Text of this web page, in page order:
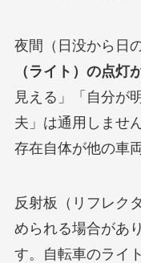
夜間（日没から日
（ライト）の点灯
見える」「自分が
夫」は通用しませ
存在自体が他の車
反射板（リフレク
められる場合があ
す。自転車のライ